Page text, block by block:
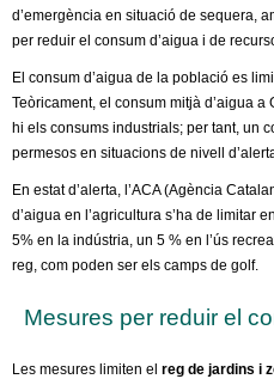
a
n
o
d’emergència en situació de sequera,
per reduir el consum d’aigua i de
El consum d’aigua de la població es
Teòricament, el consum mitjà d’aigua
hi els consums industrials; per tant, un
permesos en situacions de nivell
En estat d’alerta, l’ACA (Agència
d’aigua en l’agricultura s’ha de limitar
5% en la indústria, un 5 % en l’ús
reg, com poden ser els camps de golf.
Mesures per reduir el
Les mesures limiten el reg de jardins i